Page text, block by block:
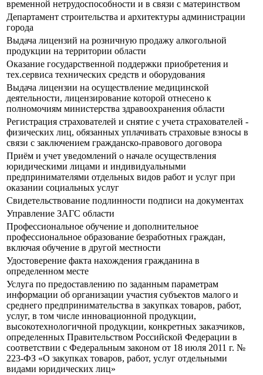
временной нетрудоспособности и в связи с материнством
Департамент строительства и архитектуры администрации
города
Выдача лицензий на розничную продажу алкогольной
продукции на территории области
Оказание государственной поддержки приобретения и
тех.сервиса технических средств и оборудования
Выдача лицензии на осуществление медицинской
деятельности, лицензирование которой отнесено к
полномочиям министерства здравоохранения области
Регистрация страхователей и снятие с учета страхователей -
физических лиц, обязанных уплачивать страховые взносы в
связи с заключением гражданско-правового договора
Приём и учет уведомлений о начале осуществления
юридическими лицами и индивидуальными
предпринимателями отдельных видов работ и услуг при
оказании социальных услуг
Свидетельствование подлинности подписи на документах
Управление ЗАГС области
Профессиональное обучение и дополнительное
профессиональное образование безработных граждан,
включая обучение в другой местности
Удостоверение факта нахождения гражданина в
определенном месте
Услуга по предоставлению по заданным параметрам
информации об организации участия субъектов малого и
среднего предпринимательства в закупках товаров, работ,
услуг, в том числе инновационной продукции,
высокотехнологичной продукции, конкретных заказчиков,
определенных Правительством Российской Федерации в
соответствии с Федеральным законом от 18 июля 2011 г. №
223-ФЗ «О закупках товаров, работ, услуг отдельными
видами юридических лиц»